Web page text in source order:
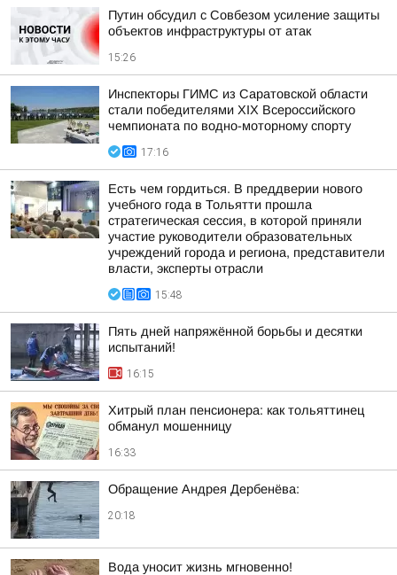
Путин обсудил с Совбезом усиление защиты
объектов инфраструктуры от атак
15:26
Инспекторы ГИМС из Саратовской области
стали победителями XIX Всероссийского
чемпионата по водно-моторному спорту
17:16
Есть чем гордиться. В преддверии нового
учебного года в Тольятти прошла
стратегическая сессия, в которой приняли
участие руководители образовательных
учреждений города и региона, представители
власти, эксперты отрасли
15:48
Пять дней напряжённой борьбы и десятки
испытаний!
16:15
Хитрый план пенсионера: как тольяттинец
обманул мошенницу
16:33
Обращение Андрея Дербенёва:
20:18
Вода уносит жизнь мгновенно!